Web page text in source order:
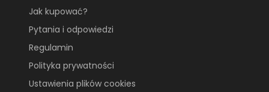
Jak kupować?
Pytania i odpowiedzi
Regulamin
Polityka prywatności
Ustawienia plików cookies